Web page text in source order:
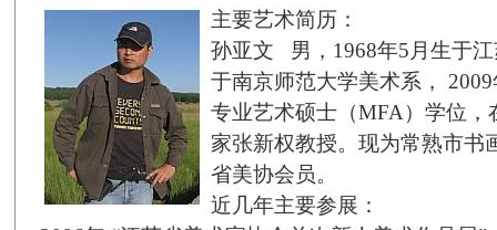
主要艺术简历：
孙亚文
男， 1968年5 月生于
于南京师范大学美术系，
2009
专业艺术硕士（MFA ）学位，
家张新权教授。现为常熟市书
省美协会员。
近几年主要参展：